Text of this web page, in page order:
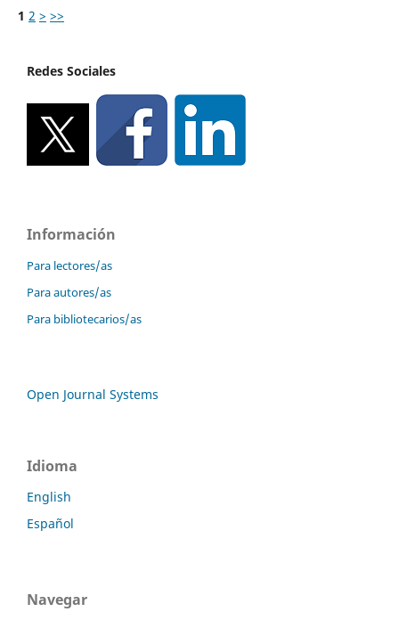
1 2 > >>
Redes Sociales
Información
Para lectores/as
Para autores/as
Para bibliotecarios/as
Open Journal Systems
Idioma
English
Español
Navegar